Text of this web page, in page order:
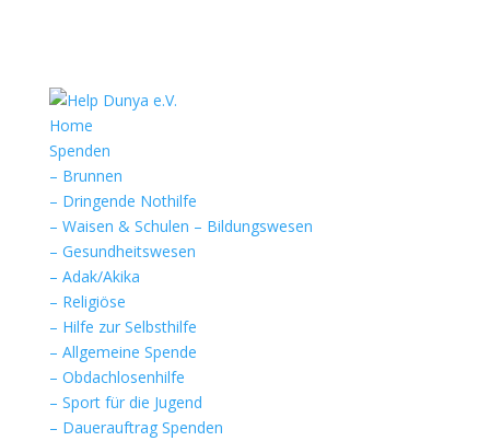
Home
Spenden
– Brunnen
– Dringende Nothilfe
– Waisen & Schulen – Bildungswesen
– Gesundheitswesen
– Adak/Akika
– Religiöse
– Hilfe zur Selbsthilfe
– Allgemeine Spende
– Obdachlosenhilfe
– Sport für die Jugend
– Dauerauftrag Spenden